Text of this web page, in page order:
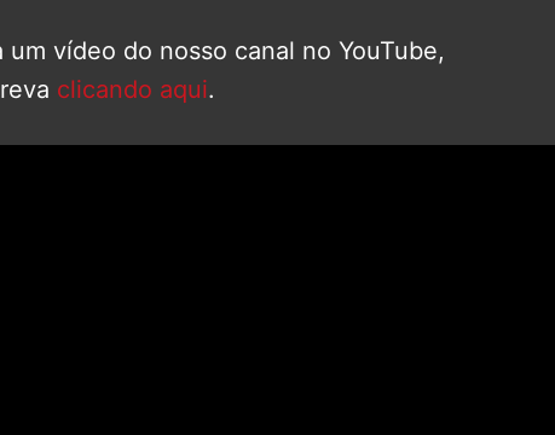
um vídeo do nosso canal no YouTube,
clicando aqui.